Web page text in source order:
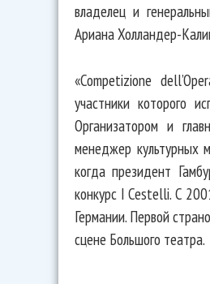
владелец и
Ариана Холландер-
«Competizione
участники которого
Организатором и
менеджер культурных
когда президент
конкурс I Cestelli. C
Германии. Первой
сцене Большого театра.